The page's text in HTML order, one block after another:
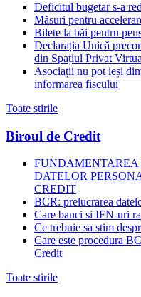
Deficitul bugetar s-a
Măsuri pentru
Bilete la băi pentru
Declarația Unică
din Spațiul Privat
Asociații nu pot ieși
informarea fiscului
Toate stirile
Biroul de Credit
DATELOR
CREDIT
BCR: prelucrarea
Care banci si IFN-uri
Ce trebuie sa stim
Care este procedura
Credit
Toate stirile